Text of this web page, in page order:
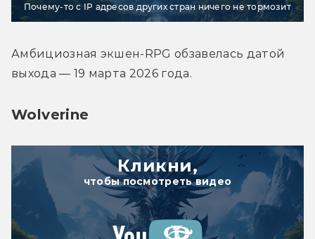
Почему-то с IP адресов других стран ничего не тормозит
Амбициозная экшен-RPG обзавелась датой
выхода — 19 марта 2026 года.
Wolverine
Кликни,
чтобы посмотреть видео